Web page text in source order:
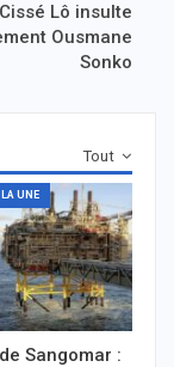
Cissé Lô insulte
Ousmane
Sonko
Tout
UNE
Sangomar :